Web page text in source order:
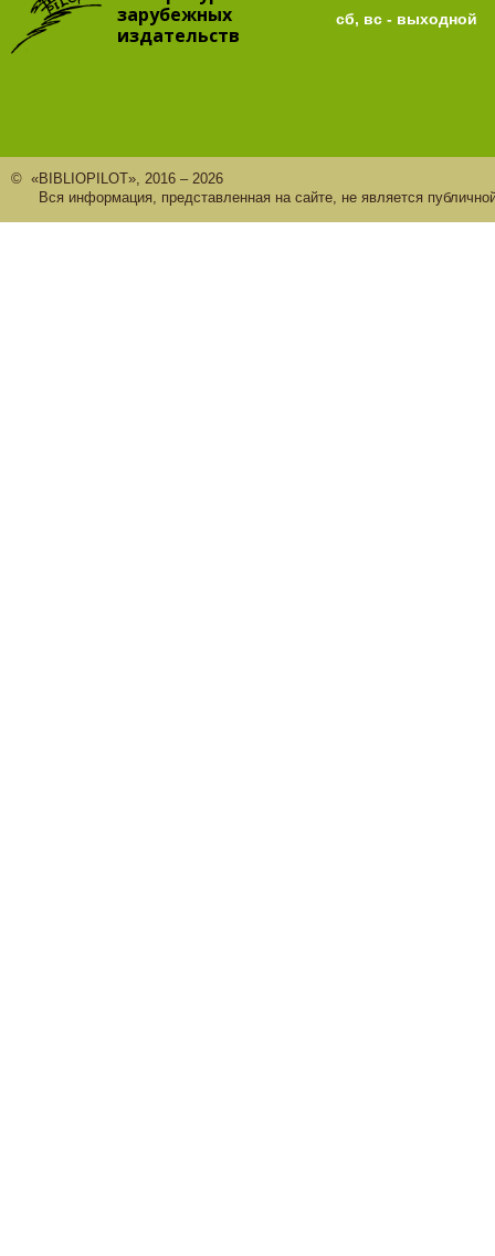
зарубежных
издательств
сб, вс - выходной
© «BIBLIOPILOT», 2016 – 2026
Вся информация, представленная на сайте, не является